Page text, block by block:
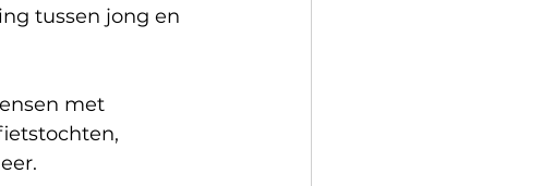
tussen jong en
met